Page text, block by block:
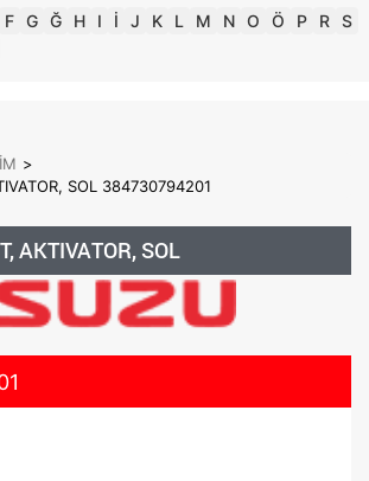
F G Ğ H I İ J K L M N O Ö P R S
>
SOL 384730794201
AKTIVATOR, SOL